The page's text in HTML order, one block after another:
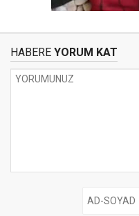
HABERE YORUM KAT